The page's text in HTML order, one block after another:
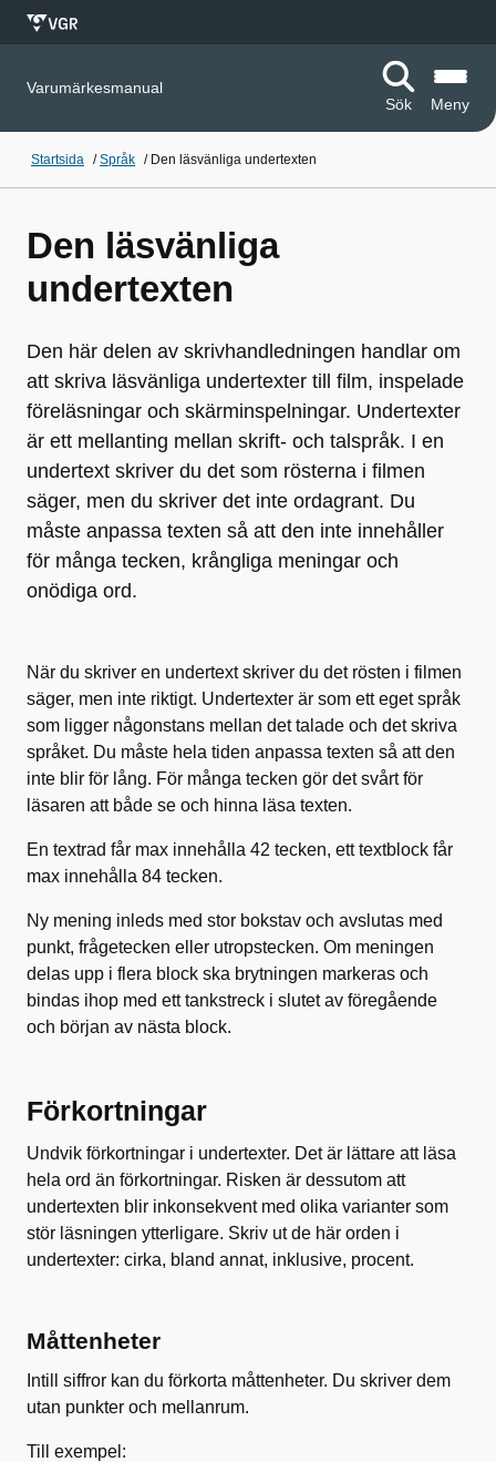
Varumärkesmanual
Sök
Meny
Startsida /Språk / Den läsvänliga undertexten
Den läsvänliga
undertexten
Den här delen av skrivhandledningen handlar om
att skriva läsvänliga undertexter till film, inspelade
föreläsningar och skärminspelningar. Undertexter
är ett mellanting mellan skrift- och talspråk. I en
undertext skriver du det som rösterna i filmen
säger, men du skriver det inte ordagrant. Du
måste anpassa texten så att den inte innehåller
för många tecken, krångliga meningar och
onödiga ord.
När du skriver en undertext skriver du det rösten i filmen
säger, men inte riktigt. Undertexter är som ett eget språk
som ligger någonstans mellan det talade och det skriva
språket. Du måste hela tiden anpassa texten så att den
inte blir för lång. För många tecken gör det svårt för
läsaren att både se och hinna läsa texten.
En textrad får max innehålla 42 tecken, ett textblock får
max innehålla 84 tecken.
Ny mening inleds med stor bokstav och avslutas med
punkt, frågetecken eller utropstecken. Om meningen
delas upp i flera block ska brytningen markeras och
bindas ihop med ett tankstreck i slutet av föregående
och början av nästa block.
Förkortningar
Undvik förkortningar i undertexter. Det är lättare att läsa
hela ord än förkortningar. Risken är dessutom att
undertexten blir inkonsekvent med olika varianter som
stör läsningen ytterligare. Skriv ut de här orden i
undertexter: cirka, bland annat, inklusive, procent.
Måttenheter
Intill siffror kan du förkorta måttenheter. Du skriver dem
utan punkter och mellanrum.
Till exempel: